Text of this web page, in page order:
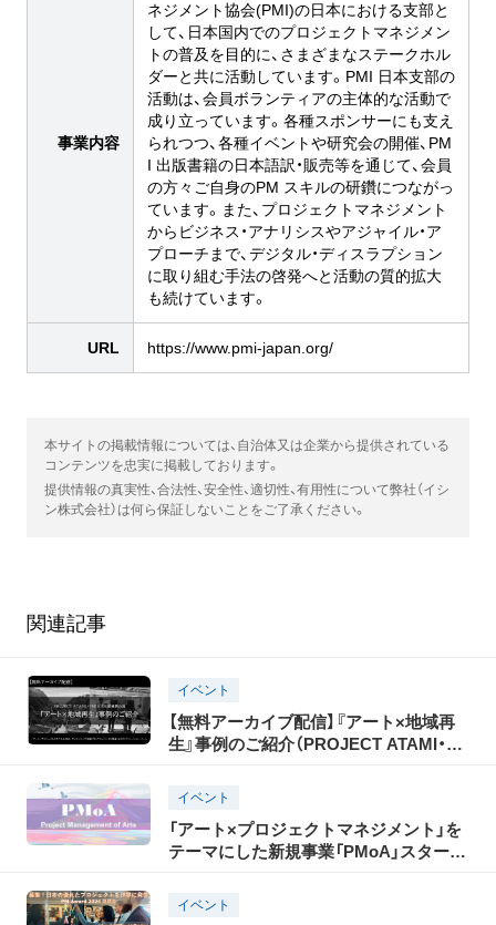
事業内容
ネジメント協会(PMI)の日本における支部と
して、日本国内でのプロジェクトマネジメン
トの普及を目的に、さまざまなステークホル
ダーと共に活動しています。PMI 日本支部の
活動は、会員ボランティアの主体的な活動で
成り立っています。各種スポンサーにも支え
られつつ、各種イベントや研究会の開催、PM
I 出版書籍の日本語訳・販売等を通じて、会員
の方々ご自身のPM スキルの研鑽につながっ
ています。また、プロジェクトマネジメント
からビジネス・アナリシスやアジャイル・ア
プローチまで、デジタル・ディスラプション
に取り組む手法の啓発へと活動の質的拡大
も続けています。
URL https://www.pmi-japan.org/
本サイトの掲載情報については、自治体又は企業から提供されている
コンテンツを忠実に掲載しております。
提供情報の真実性、合法性、安全性、適切性、有用性について弊社（イシ
ン株式会社）は何ら保証しないことをご了承ください。
関連記事
イベント
【無料アーカイブ配信】『アート×地域再
生』事例のご紹介（PROJECT ATAMI・
イベント
「アート×プロジェクトマネジメント」を
テーマにした新規事業「PMoA」スター
イベント